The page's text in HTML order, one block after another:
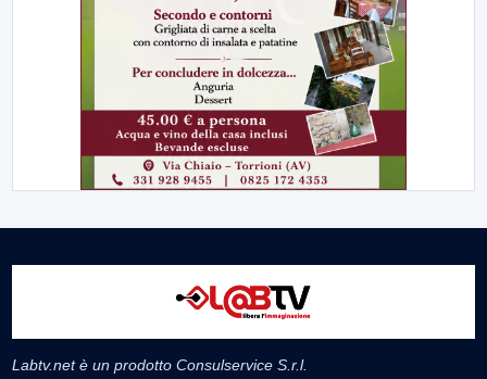
Labtv.net è un prodotto Consulservice S.r.l.